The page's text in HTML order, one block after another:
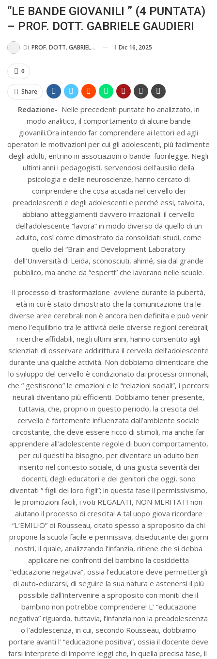
MA...
CIVILE E SOCIALE
“LE BANDE GIOVANILI ” (4 PUNTATA)
– PROF. DOTT. GABRIELE GAUDIERI
Di PROF. DOTT. GABRIELE GAUDIERI PEDAGOGISTA, DIDATTA, FORMATORE Il Dic 16, 2025
0
Share
Redazione- Nelle precedenti puntate ho analizzato, in
modo analitico, il comportamento di alcune bande
giovanili.Ora intendo far comprendere ai lettori ed agli
operatori le motivazioni per cui gli adolescenti, più facilmente
degli adulti, entrino in associazioni o bande fuorilegge. Negli
ultimi anni i pedagogisti, servendosi dell’ausilio della
psicologia e delle neuroscienze, hanno cercato di
comprendere che cosa accada nel cervello dei
preadolescenti e degli adolescenti e perché essi, talvolta,
abbiano atteggiamenti davvero irrazionali: il cervello
dell’adolescente “lavora” in modo diverso da quello di un
adulto, così come dimostrato da consolidati studi, come
quello del “Brain and Development Laboratory
dell’Università di Leida, sconosciuti, ahimé, sia dal grande
pubblico, ma anche da “esperti” che lavorano nelle scuole.
Il processo di trasformazione avviene durante la pubertà,
età in cui è stato dimostrato che la comunicazione tra le
diverse aree cerebrali non è ancora ben definita e può venir
meno l’equilibrio tra le attività delle diverse regioni cerebrali;
ricerche affidabili, negli ultimi anni, hanno consentito agli
scienziati di osservare addirittura il cervello dell’adolescente
durante una qualche attività. Non dobbiamo dimenticare che
lo sviluppo del cervello è condizionato dai processi ormonali,
che “ gestiscono” le emozioni e le “relazioni sociali”, i percorsi
neurali diventano più efficienti. Dobbiamo tener presente,
tuttavia, che, proprio in questo periodo, la crescita del
cervello è fortemente influenzata dall’ambiente sociale
circostante, che deve essere ricco di stimoli, ma anche far
apprendere all’adolescente regole di buon comportamento,
per cui questi ha bisogno, per diventare un adulto ben
inserito nel contesto sociale, di una giusta severità dei
docenti, degli educatori e dei genitori che oggi, sono
diventati “ figli dei loro figli”; in questa fase il permissivismo,
le promozioni facili, i voti REGALATI, NON MERITATI non
aiutano il processo di crescita! A tal uopo giova ricordare
“L’EMILIO” di Rousseau, citato spesso a sproposito da chi
propone la scuola facile e permissiva, diseducante dei giorni
nostri, il quale, analizzando l’infanzia, ritiene che si debba
applicare nei confronti del bambino la cosiddetta
“educazione negativa”, ossia l’educatore deve permettergli
di auto-educarsi, di seguire la sua natura e astenersi il più
possibile dall’intervenire a sproposito con moniti che il
bambino non potrebbe comprendere! L’ “educazione
negativa” riguarda, tuttavia, l’infanzia non la preadolescenza
o l’adolescenza, in cui, secondo Rousseau, dobbiamo
portare avanti l’ “educazione positiva”, ossia il docente deve
farsi interprete di imporre leggi che, in quella precisa fase, il